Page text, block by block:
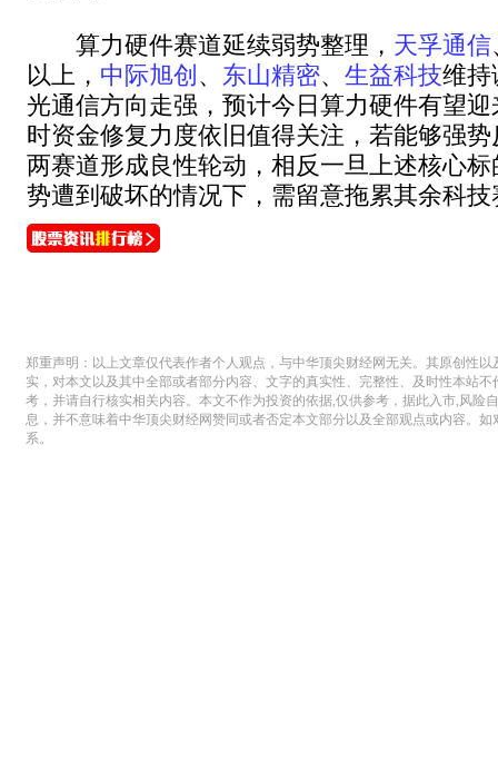
算力硬件赛道延续弱势整理， 天孚通信
以上， 中际旭创 、 东山精密、 生益科技维持
光通信方向走强，预计今日算力硬件有望
时资金修复力度依旧值得关注，若能够强
两赛道形成良性轮动，相反一旦上述核心
势遭到破坏的情况下，需留意拖累其余科